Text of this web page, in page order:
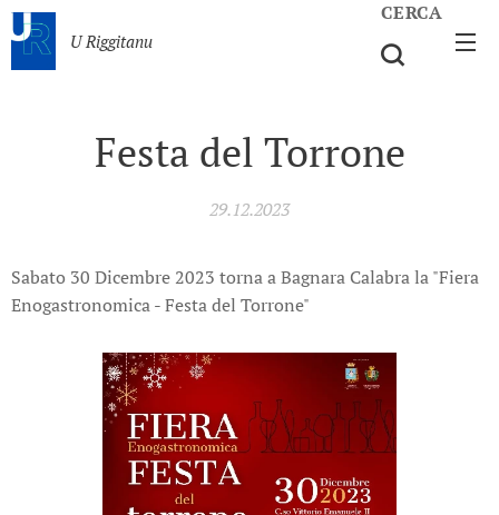
U Riggitanu
CERCA
Festa del Torrone
29.12.2023
Sabato 30 Dicembre 2023 torna a Bagnara Calabra la "Fiera
Enogastronomica - Festa del Torrone"